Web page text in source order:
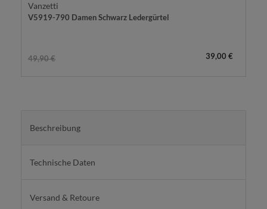
Vanzetti
V5919-790 Damen Schwarz Ledergürtel
49,90 € 39,00 €
Beschreibung
Technische Daten
Versand & Retoure